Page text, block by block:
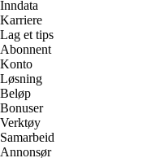
Inndata
Karriere
Lag et tips
Abonnent
Konto
Løsning
Beløp
Bonuser
Verktøy
Samarbeid
Annonsør